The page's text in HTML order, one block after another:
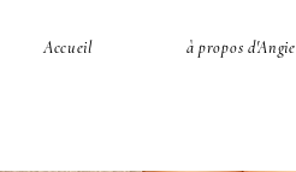
Accueil à propos d'Angie